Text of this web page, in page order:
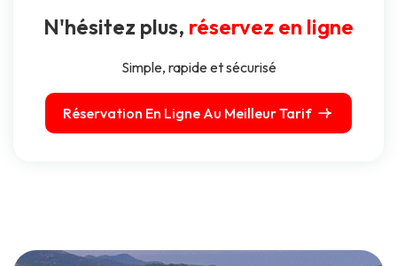
N'hésitez plus, réservez en ligne
Simple, rapide et sécurisé
Réservation En Ligne Au Meilleur Tarif